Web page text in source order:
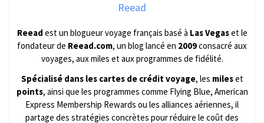
Reead
Reead est un blogueur voyage français basé à Las Vegaset le
fondateur de Reead.com, un blog lancé en 2009consacré aux
voyages, aux miles et aux programmes de fidélité.
Spécialisé dans les cartes de crédit voyage, les mileset
points, ainsi que les programmes comme Flying Blue, American
Express Membership Rewards ou les alliances aériennes, il
partage des stratégies concrètes pour réduire le coût des